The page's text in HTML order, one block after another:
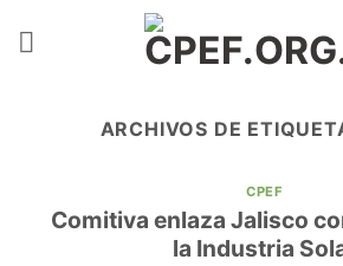
ARCHIVOS DE
CPEF
Comitiva enlaza Jalisco
la Industria